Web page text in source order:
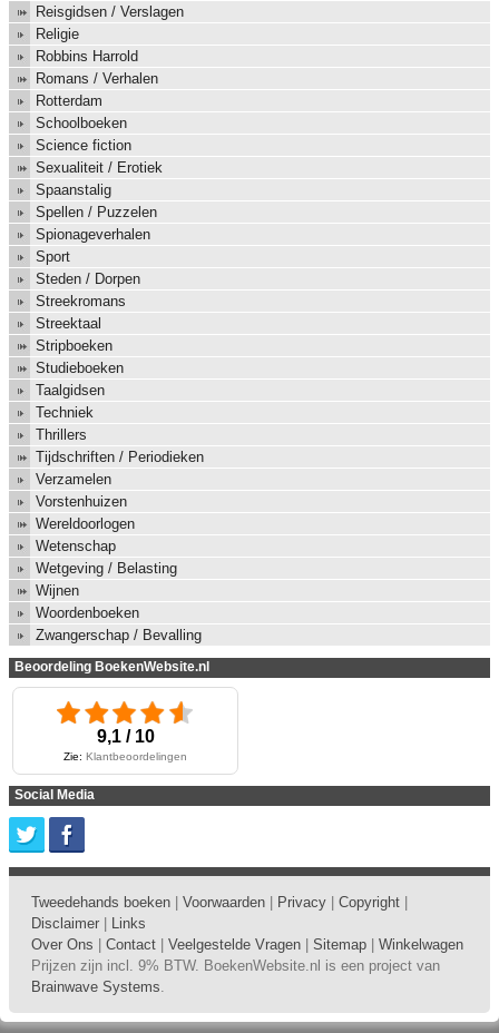
Reisgidsen / Verslagen
Religie
Robbins Harrold
Romans / Verhalen
Rotterdam
Schoolboeken
Science fiction
Sexualiteit / Erotiek
Spaanstalig
Spellen / Puzzelen
Spionageverhalen
Sport
Steden / Dorpen
Streekromans
Streektaal
Stripboeken
Studieboeken
Taalgidsen
Techniek
Thrillers
Tijdschriften / Periodieken
Verzamelen
Vorstenhuizen
Wereldoorlogen
Wetenschap
Wetgeving / Belasting
Wijnen
Woordenboeken
Zwangerschap / Bevalling
Beoordeling BoekenWebsite.nl
9,1 / 10
Zie: Klantbeoordelingen
Social Media
Tweedehands boeken Voorwaarden Privacy Copyright
Disclaimer
Links
Over Ons
Contact Veelgestelde Vragen Sitemap
Winkelwagen
Prijzen zijn incl. 9% BTW. BoekenWebsite.nl is een project van
Brainwave Systems.